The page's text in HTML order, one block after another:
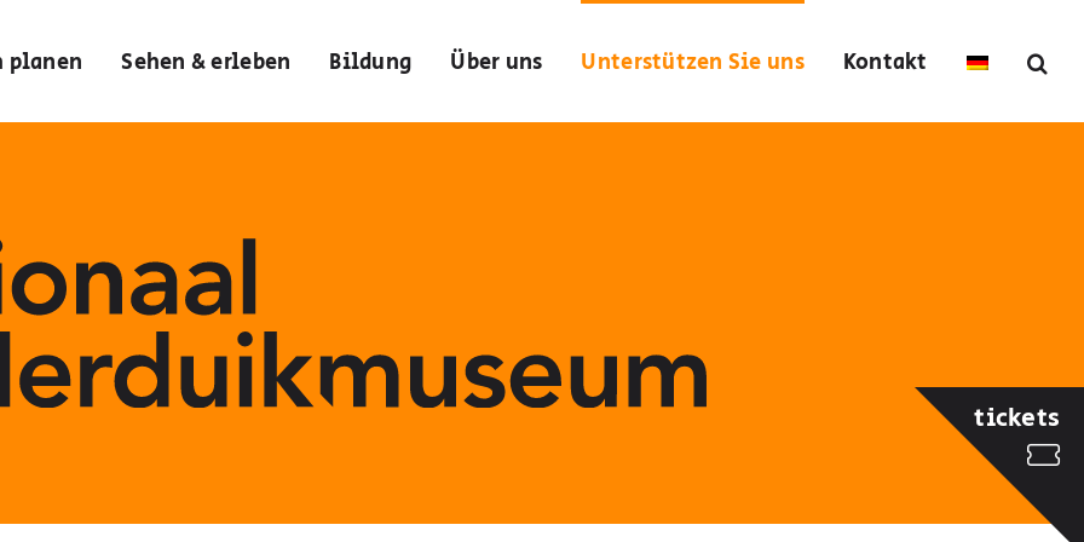
planen Sehen & erleben Bildung Über uns Unterstützen Sie uns Kontakt
tickets